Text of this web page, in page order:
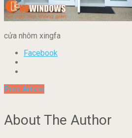
cửa nhôm xingfa
Facebook
Prev Article
About The Author